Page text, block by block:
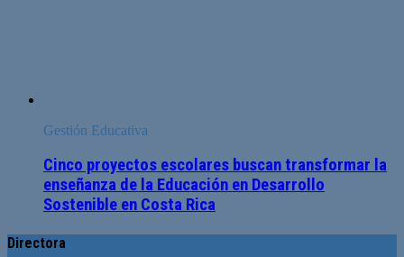
Gestión Educativa
Cinco proyectos escolares buscan transformar la
enseñanza de la Educación en Desarrollo
Sostenible en Costa Rica
Directora